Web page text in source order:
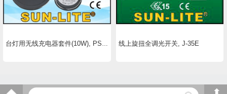
台灯用无线充电器套件(10W), PS-04+PS-06 线上旋扭全调光开关, J-35E